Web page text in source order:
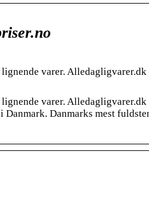
varer. Alledagligvarer.dk
varer. Alledagligvarer.dk
Danmarks mest